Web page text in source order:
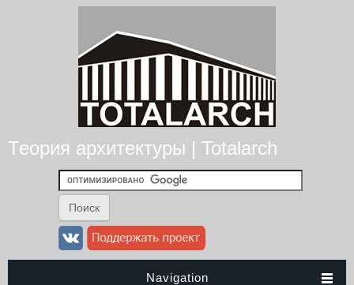
Теория архитектуры | Totalarch
Navigation